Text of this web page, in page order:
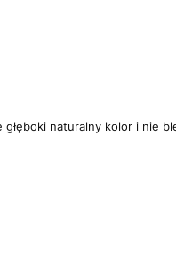
naturalny kolor i nie